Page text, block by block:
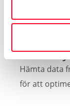
Hämta data
för att